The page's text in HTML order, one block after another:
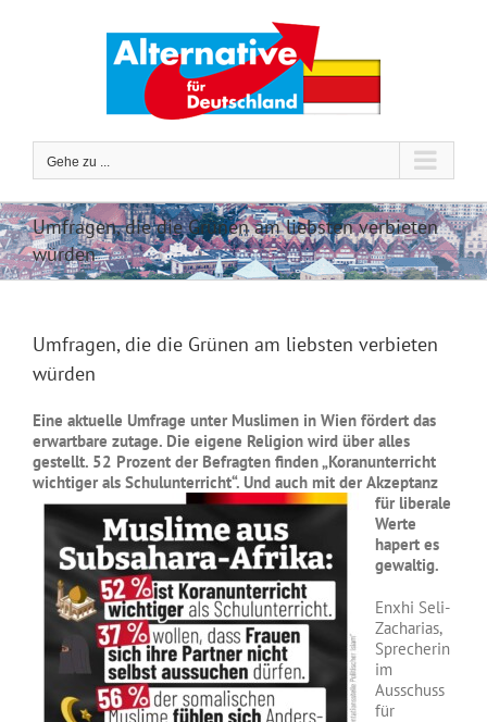
Gehe zu ...
Umfragen, die die Grünen am liebsten verbieten
würden
Umfragen, die die Grünen am liebsten verbieten
würden
Eine aktuelle Umfrage unter Muslimen in Wien fördert das
erwartbare zutage. Die eigene Religion wird über alles
gestellt. 52 Prozent der Befragten finden „Koranunterricht
wichtiger als Schulunterricht“. Und auch mit der Akzeptanz
für liberale
Werte
hapert es
gewaltig.
Enxhi Seli-
Zacharias,
Sprecherin
im
Ausschuss
für